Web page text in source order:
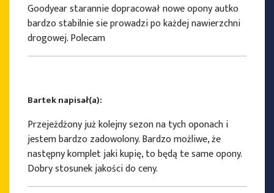
Goodyear starannie dopracował nowe opony autko
bardzo stabilnie sie prowadzi po każdej nawierzchni
drogowej. Polecam
Bartek napisał(a):
Przejeżdżony już kolejny sezon na tych oponach i
jestem bardzo zadowolony. Bardzo możliwe, że
następny komplet jaki kupię, to będą te same opony.
Dobry stosunek jakości do ceny.